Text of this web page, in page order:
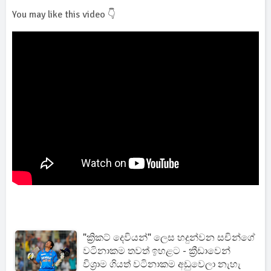
You may like this video 👇
"ක්‍රිකට් දෙවියන්" ලෙස හදුන්වන සචින්ගේ
වටිනාකම තවත් ඉහළට - ක්‍රීඩාවෙන්
විශ්‍රාම ගියත් වටිනාකම අඩුවෙලා නැහැ